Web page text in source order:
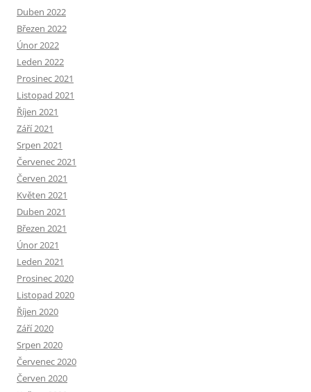
Duben 2022
Březen 2022
Únor 2022
Leden 2022
Prosinec 2021
Listopad 2021
Říjen 2021
Září 2021
Srpen 2021
Červenec 2021
Červen 2021
Květen 2021
Duben 2021
Březen 2021
Únor 2021
Leden 2021
Prosinec 2020
Listopad 2020
Říjen 2020
Září 2020
Srpen 2020
Červenec 2020
Červen 2020